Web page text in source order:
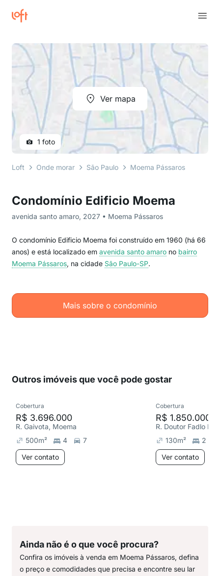
Condomínio Edificio Moema
avenida santo amaro, 2027 • Moema Pássaros
O condomínio Edificio Moema foi construído em 1960 (há 66
anos) e está localizado em avenida santo amaro no bairro
Moema Pássaros, na cidade São Paulo-SP.
Mais sobre o condomínio
Ver mapa
1 foto
Loft Onde morar São Paulo Moema Pássaros
Outros imóveis que você pode gostar
Cobertura
R$ 3.696.000
R. Gaivota, Moema
500m² 4
7
Ver contato
Cobertura
R$ 1.850.000
R. Doutor Fadlo
130m²
2
Ver contato
Ainda não é o que você procura?
Confira os imóveis à venda em Moema Pássaros, defina
o preço e comodidades que precisa e encontre seu lar